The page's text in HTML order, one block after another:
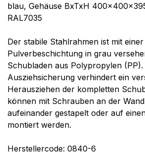
blau, Gehäuse BxTxH
RAL7035
Der stabile Stahlrahmen ist mit
Pulverbeschichtung in grau
Schubladen aus Polypropylen (PP).
Ausziehsicherung verhindert ein
Herausziehen der kompletten
können mit Schrauben an der
aufeinander gestapelt oder auf
montiert werden.
Herstellercode: 0840-6